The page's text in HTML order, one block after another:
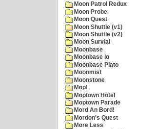
Moon Patrol Redux
Moon Probe
Moon Quest
Moon Shuttle (v1)
Moon Shuttle (v2)
Moon Survial
Moonbase
Moonbase Io
Moonbase Plato
Moonmist
Moonstone
Mop!
Moptown Hotel
Moptown Parade
Mord An Bord!
Mordon's Quest
More Less